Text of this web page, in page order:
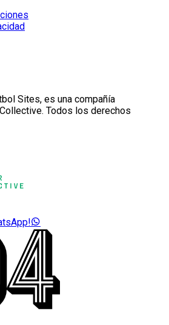
Sites, es una compañía
Todos los derechos